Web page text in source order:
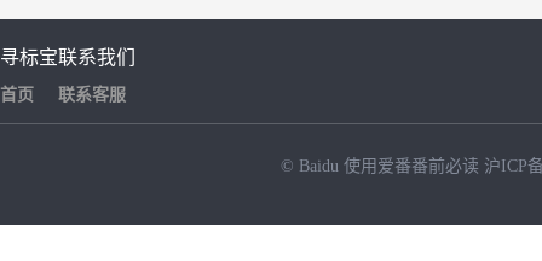
寻标宝
首页
联系我们
联系客服
© Baidu 使用爱番番前必读 沪ICP